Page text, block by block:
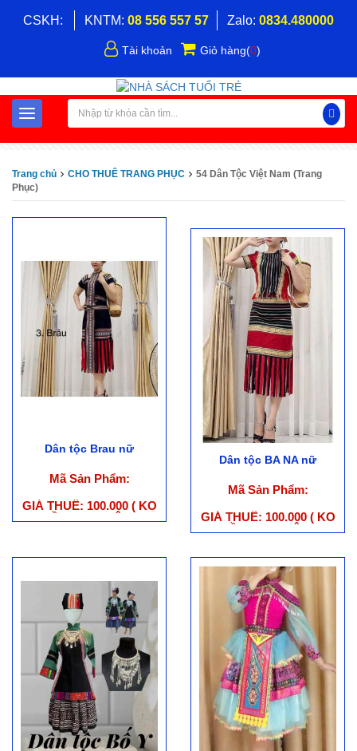
CSKH: KNTM: 08 556 557 57 Zalo: 0834.480000
Tài khoản Giỏ hàng(0)
Trang chủ CHO THUÊ TRANG PHỤC
54 Dân Tộc Việt Nam (Trang
Phục)
Dân tộc Brau nữ
Mã Sản Phẩm:
GIÁ THUÊ: 100.000 ( KO
GỒM PHỤ KIỆN )
Dân tộc BA NA nữ
Mã Sản Phẩm:
GIÁ THUÊ: 100.000 ( KO
GỒM PHỤ KIỆN )